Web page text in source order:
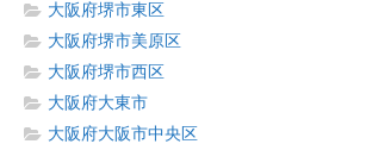
大阪府堺市東区
大阪府堺市美原区
大阪府堺市西区
大阪府大東市
大阪府大阪市中央区